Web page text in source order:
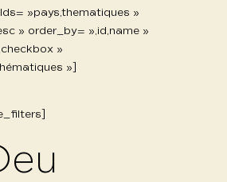
»pays,thematiques »
» order_by= »,id,name »
»
»]